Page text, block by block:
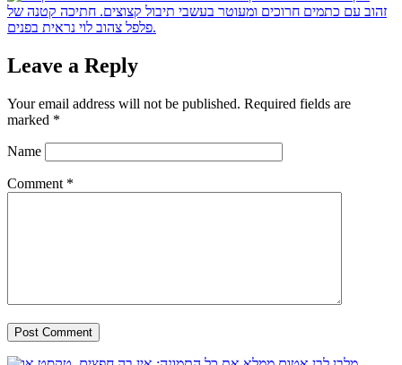
Leave a Reply
Your email address will not be published. Required fields are
marked *
Name
Comment *